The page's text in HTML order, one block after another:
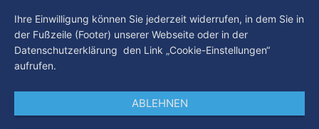
Ihre Einwilligung können Sie jederzeit widerrufen, in dem Sie in
der Fußzeile (Footer) unserer Webseite oder in der
Datenschutzerklärung den Link „Cookie-Einstellungen“
aufrufen.
ABLEHNEN